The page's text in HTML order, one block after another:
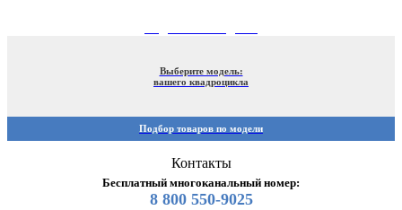
Выберите модель:
вашего квадроцикла
Подбор товаров по модели
Контакты
Бесплатный многоканальный номер:
8 800 550-9025